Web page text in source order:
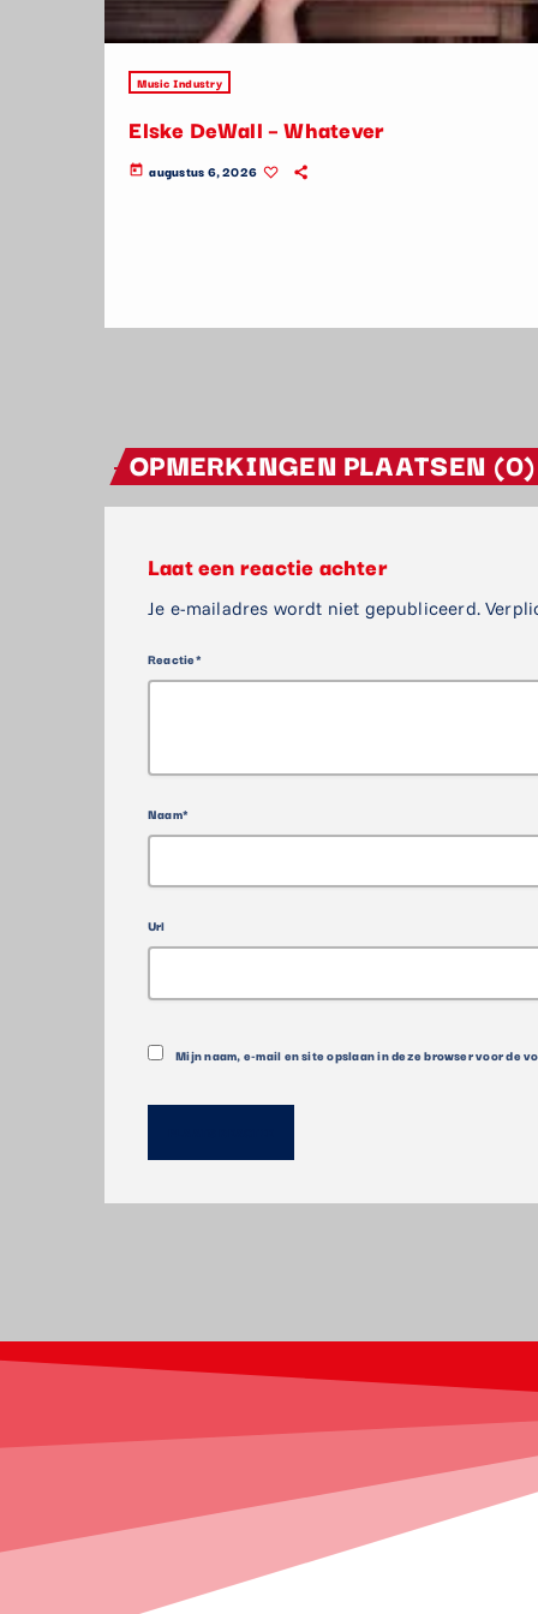
Music Industry
Elske DeWall – Whatever
today augustus 6, 2026
OPMERKINGEN PLAATSEN (0)
Laat een reactie achter
Je e-mailadres wordt niet gepubliceerd.
Reactie*
Naam*
Url
Mijn naam, e-mail en site opslaan in deze browser voor de